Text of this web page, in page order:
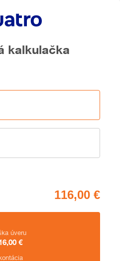
kalkulačka
úveru
€